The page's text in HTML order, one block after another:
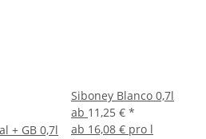
+ GB 0,7l
Siboney Blanco 0,7l
ab 11,25 € *
ab 16,08 € pro l